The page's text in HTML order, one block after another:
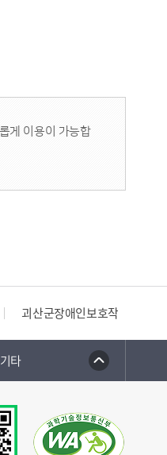
게 이용이 가능합
괴산군장애인보호작업장
타